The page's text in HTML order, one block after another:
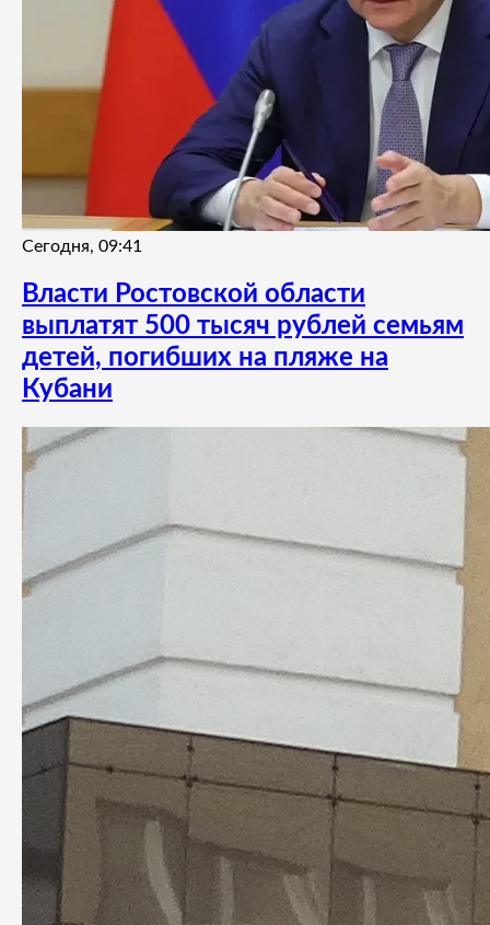
Сегодня, 09:41
Власти Ростовской области
выплатят 500 тысяч рублей семьям
детей, погибших на пляже на
Кубани